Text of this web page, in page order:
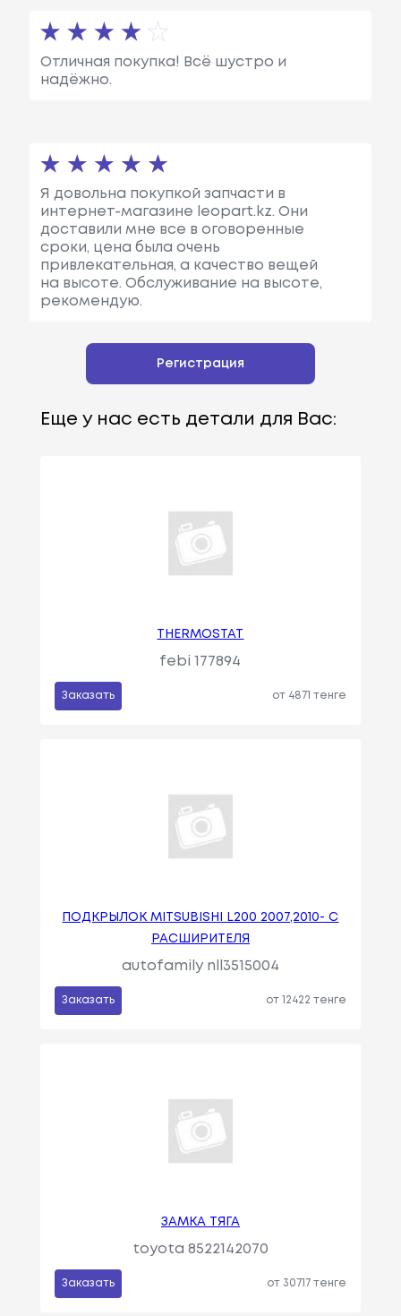
Отличная покупка! Всё шустро и
надёжно.
Я довольна покупкой запчасти в
интернет-магазине leopart.kz. Они
доставили мне все в оговоренные
сроки, цена была очень
привлекательная, а качество вещей
на высоте. Обслуживание на высоте,
рекомендую.
Регистрация
Еще у нас есть детали для Вас:
THERMOSTAT
febi 177894
Заказать от 4871 тенге
ПОДКРЫЛОК MITSUBISHI L200 2007,2010- С
РАСШИРИТЕЛЯ
autofamily nll3515004
Заказать от 12422 тенге
ЗАМКА ТЯГА
toyota 8522142070
Заказать от 30717 тенге